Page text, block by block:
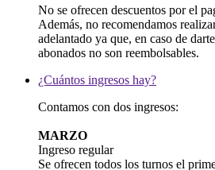
No se ofrecen descuentos por el
Además, no recomendamos
adelantado ya que, en caso de
abonados no son reembolsables.
¿Cuántos ingresos hay?
Contamos con dos ingresos:
MARZO
Ingreso regular
Se ofrecen todos los turnos el